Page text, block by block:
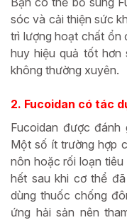
sóc và cải thiện sức
trì lượng hoạt chất ổn
huy hiệu quả tốt hơn
không thường xuyên.
2. Fucoidan có tác
Fucoidan được
Một số ít trường hợp
nôn hoặc rối loạn
hết sau khi cơ thể
dùng thuốc chống
ứng hải sản nên